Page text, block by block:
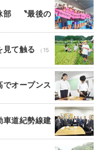
部 〝最後の
て触る
（15
オープンス
道紀勢線建